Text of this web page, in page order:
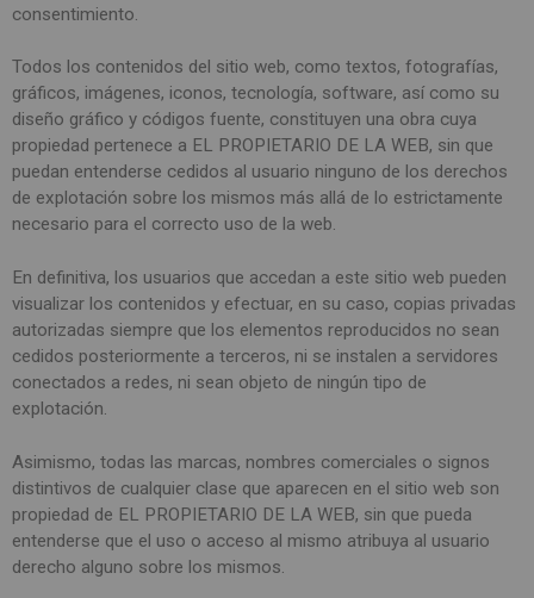
consentimiento.
Todos los contenidos del sitio web, como textos, fotografías,
gráficos, imágenes, iconos, tecnología, software, así como su
diseño gráfico y códigos fuente, constituyen una obra cuya
propiedad pertenece a EL PROPIETARIO DE LA WEB, sin que
puedan entenderse cedidos al usuario ninguno de los derechos
de explotación sobre los mismos más allá de lo estrictamente
necesario para el correcto uso de la web.
En definitiva, los usuarios que accedan a este sitio web pueden
visualizar los contenidos y efectuar, en su caso, copias privadas
autorizadas siempre que los elementos reproducidos no sean
cedidos posteriormente a terceros, ni se instalen a servidores
conectados a redes, ni sean objeto de ningún tipo de
explotación.
Asimismo, todas las marcas, nombres comerciales o signos
distintivos de cualquier clase que aparecen en el sitio web son
propiedad de EL PROPIETARIO DE LA WEB, sin que pueda
entenderse que el uso o acceso al mismo atribuya al usuario
derecho alguno sobre los mismos.